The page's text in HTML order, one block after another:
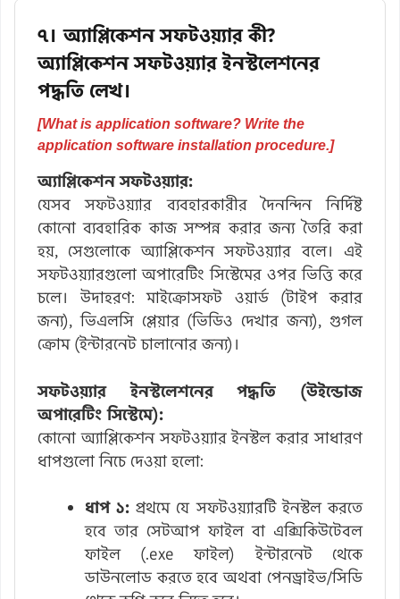
৭। অ্যাপ্লিকেশন সফটওয়্যার কী?
অ্যাপ্লিকেশন সফটওয়্যার ইনস্টলেশনের
পদ্ধতি লেখ।
[What is application software? Write the
application software installation procedure.]
অ্যাপ্লিকেশন সফটওয়্যার:
যেসব সফটওয়্যার ব্যবহারকারীর দৈনন্দিন নির্দিষ্ট
কোনো ব্যবহারিক কাজ সম্পন্ন করার জন্য তৈরি করা
হয়, সেগুলোকে অ্যাপ্লিকেশন সফটওয়্যার বলে। এই
সফটওয়্যারগুলো অপারেটিং সিস্টেমের ওপর ভিত্তি করে
চলে। উদাহরণ: মাইক্রোসফট ওয়ার্ড (টাইপ করার
জন্য), ভিএলসি প্লেয়ার (ভিডিও দেখার জন্য), গুগল
ক্রোম (ইন্টারনেট চালানোর জন্য)।
সফটওয়্যার ইনস্টলেশনের পদ্ধতি (উইন্ডোজ
অপারেটিং সিস্টেমে):
কোনো অ্যাপ্লিকেশন সফটওয়্যার ইনস্টল করার সাধারণ
ধাপগুলো নিচে দেওয়া হলো:
ধাপ ১: প্রথমে যে সফটওয়্যারটি ইনস্টল করতে
হবে তার সেটআপ ফাইল বা এক্সিকিউটেবল
ফাইল (.exe ফাইল) ইন্টারনেট থেকে
ডাউনলোড করতে হবে অথবা পেনড্রাইভ/সিডি